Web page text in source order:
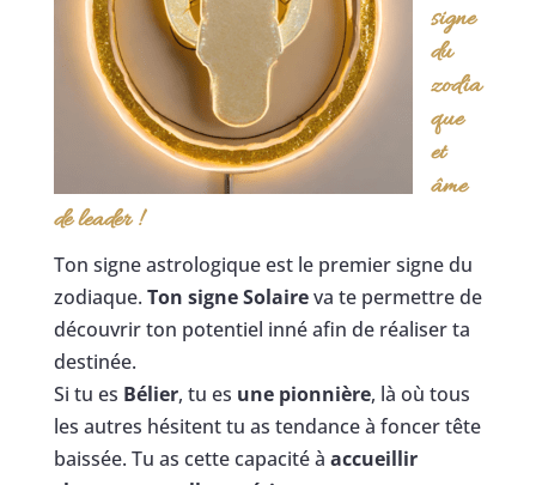
signe
du
zodia
que
et
âme
de leader !
Ton signe astrologique est le premier signe du
zodiaque. Ton signe Solaireva te permettre de
découvrir ton potentiel inné afin de réaliser ta
destinée.
Si tu es Bélier, tu es une pionnière, là où tous
les autres hésitent tu as tendance à foncer tête
baissée. Tu as cette capacité à accueillir